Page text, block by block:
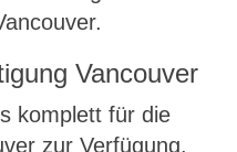
Vancouver
komplett für die
zur Verfügung.